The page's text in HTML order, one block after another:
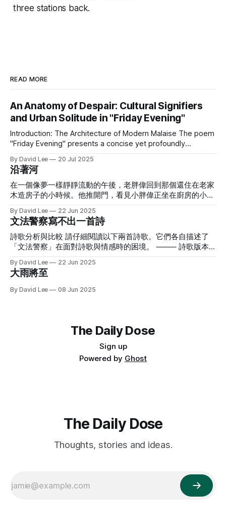
three stations back.
READ MORE
An Anatomy of Despair: Cultural Signifiers
and Urban Solitude in "Friday Evening"
Introduction: The Architecture of Modern Malaise The poem
"Friday Evening" presents a concise yet profoundly
emotional force is not generated by overt declarations of
sadness but rather through a meticulously constructed
narrative of negation. The poem achieves its depth by
deploying
By David Lee 20 Jul 2025
沿著河
在一個像夢一樣靜靜流動的午後，老胖偉回到那個還住在老家
木造房子的小時候。他推開門，看見小胖偉正坐在廚房的小板
提著一個木盒子走進來，身上還有點旅行的陽光味道。「來，
今天我們吃特別的。」 「什麼是蝦仁酪梨壽司捲？」小胖偉
瞪大眼睛，看著老胖偉熟練地鋪開海苔、壓上醋飯，接著放上
甜甜的蝦仁、軟滑的酪梨，再捲成一條圓滾滾的壽司卷。
邊說，「你會喜歡的，因為你本來就喜歡所有圓圓、QQ的東
西。」 壽司配的是黑麥汁，加了冰塊，冒著涼涼的霧氣，像
夏天藏在玻璃杯裡一樣。兩人坐在院子裡的木板上，一邊吃一
邊看天邊的雲。 吃到一半，小胖偉問：「如果我想走去看
通，其實會斷在半路。還有些地方是瀑布，落差比好幾層樓還
By David Lee 22 Jun 2025
文法警察寫不出一首詩
詩歌分析與比較 請仔細閱讀以下兩首詩歌。它們各自描述了
「文法警察」在面對詩歌與情感時的困境。 ⸻ 詩歌版本
喻一開口就超速， 副詞太黏，情緒被整盤拖走， 愛是私生的
片語，在句子邊界徘徊。 他審問每個句構，像在盤查隱私，
「請交代主詞！動詞去了哪裡？」 詩沒有身分證號碼， 無法
不到「妳」的標籤。 天要亮的時候，對著捏皺了空白的訴
狀， 牢騷著：「這個需要備份。」 長嘆一口氣，彷彿永遠。
然後，放下紅筆， 任一顆標點之外的心跳 自由地， 摔落。
⸻ 詩歌版本二 文法警察寫不出一首詩。 他試著押韻，左
By David Lee 22 Jun 2025
大雨將至
By David Lee 08 Jun 2025
The Daily Dose
Sign up
Powered by Ghost
The Daily Dose
Thoughts, stories and ideas.